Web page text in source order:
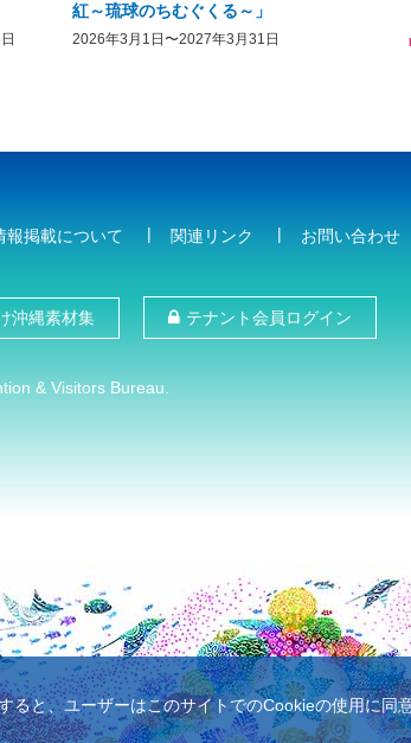
紅～琉球のちむぐくる～」
2026年3月1日〜2027年3月31日
期間およ
2026年3
報掲載について 関連リンク お問い合わせ
沖縄素材集 テナント会員ログイン
& Visitors Bureau.
と、ユーザーはこのサイトでのCookieの使用に同